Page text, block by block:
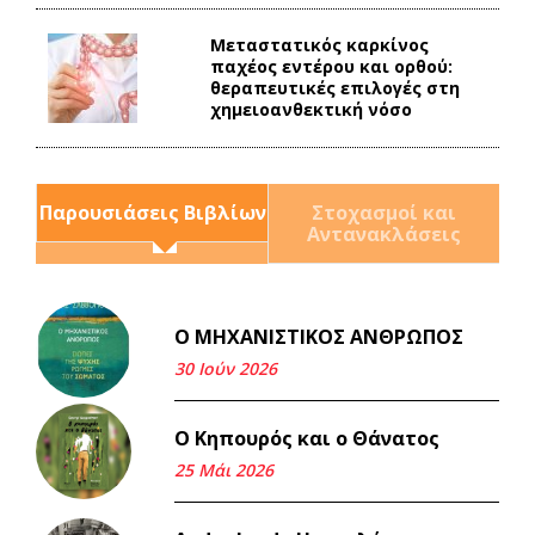
Mεταστατικός καρκίνος
παχέος εντέρου και ορθού:
θεραπευτικές επιλογές στη
χημειοανθεκτική νόσο
Παρουσιάσεις Βιβλίων
Στοχασμοί και
Αντανακλάσεις
Ο ΜΗΧΑΝΙΣΤΙΚΟΣ ΑΝΘΡΩΠΟΣ
30 Ιούν 2026
Ο Κηπουρός και ο Θάνατος
25 Μάι 2026
Και τα λεφτά ξαναγυρίζουν
σε σένα.
Μνήμη Νίκου Μαλάμου